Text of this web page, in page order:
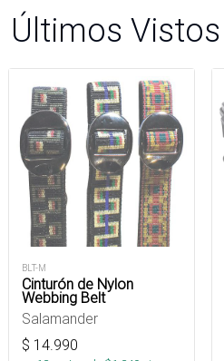
Últimos Vistos
BLT-M
Cinturón de Nylon
Webbing Belt
Salamander
$ 14.990